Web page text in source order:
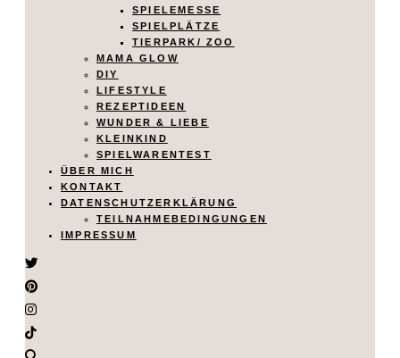
SPIELEMESSE
SPIELPLÄTZE
TIERPARK/ ZOO
MAMA GLOW
DIY
LIFESTYLE
REZEPTIDEEN
WUNDER & LIEBE
KLEINKIND
SPIELWARENTEST
ÜBER MICH
KONTAKT
DATENSCHUTZERKLÄRUNG
TEILNAHMEBEDINGUNGEN
IMPRESSUM